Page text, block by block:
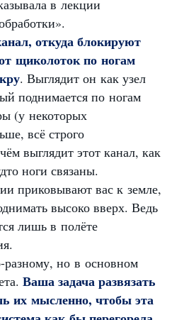
в лекции
откуда блокируют
щиколоток по ногам
. Выглядит он как узел
поднимается по ногам
(у некоторых
всё строго
выглядит этот канал, как
ноги связаны.
приковывают вас к земле,
высоко вверх. Ведь
лишь в полёте
разному, но в основном
Ваша задача развязать
их мысленно, чтобы эта